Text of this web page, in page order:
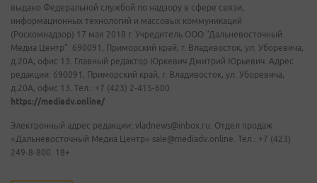
выдано Федеральной службой по надзору в сфере связи,
информационных технологий и массовых коммуникаций
(Роскомнадзор) 17 мая 2018 г. Учредитель ООО "Дальневосточный
Медиа Центр". 690091, Приморский край, г. Владивосток, ул. Уборевича,
д.20А, офис 13. Главный редактор Юркевич Дмитрий Юрьевич. Адрес
редакции: 690091, Приморский край, г. Владивосток, ул. Уборевича,
д.20А, офис 13. Тел.: +7 (423) 2-415-600.
https://mediadv.online/
Электронный адрес редакции: vladnews@inbox.ru. Отдел продаж
«Дальневосточный Медиа Центр» sale@mediadv.online. Тел.: +7 (423)
249-8-800. 18+